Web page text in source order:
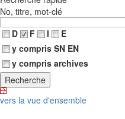
No, titre, mot-clé
D
F I
E
y compris SN EN
y compris archives
vers la vue d'ensemble